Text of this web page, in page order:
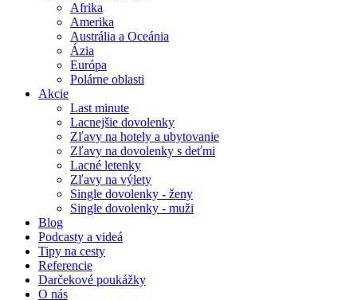
Afrika
Amerika
Austrália a Oceánia
Ázia
Európa
Polárne oblasti
Akcie
Last minute
Lacnejšie dovolenky
Zľavy na hotely a ubytovanie
Zľavy na dovolenky s deťmi
Lacné letenky
Zľavy na výlety
Single dovolenky - ženy
Single dovolenky - muži
Blog
Podcasty a videá
Tipy na cesty
Referencie
Darčekové poukážky
O nás